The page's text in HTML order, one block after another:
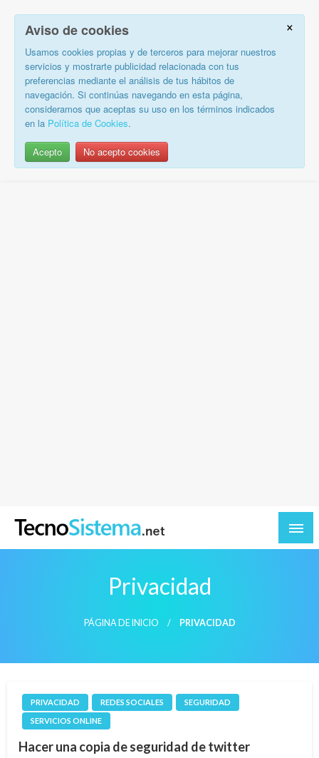
×
Aviso de cookies
Usamos cookies propias y de terceros para mejorar nuestros
servicios y mostrarte publicidad relacionada con tus
preferencias mediante el análisis de tus hábitos de
navegación. Si continúas navegando en esta página,
consideramos que aceptas su uso en los términos indicados
en la Política de Cookies.
Acepto No acepto cookies
TecnoSistema.net – Software y tecnologia
Privacidad
PÁGINA DE INICIO PRIVACIDAD
PRIVACIDAD REDES SOCIALES
SEGURIDAD
SERVICIOS ONLINE
Hacer una copia de seguridad de twitter